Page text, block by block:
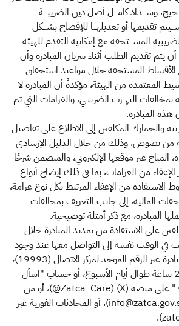
وســـداد كامـــل أصل دين الضريبـــة
تقديمها أو تعديلهـــا للإفصاح بشـــكل
المســـتحقة مع إمكانية التقدم للهيئة
يتم تقديم الطلب أثناء سريان المبادرة وأن
الأقساط المستحقة خلال مواعيد استحقاق
المعتمدة من الهيئة، مؤكدةً أن المبادرة لا
التهــرب الضريبـي، والغرامات التي تم
المبادرة.
والجمارك المكلفين إلى الاطلاع على تفاصيل
من نصوص، وذلك من خلال الدليل الإرشادي
المتاح عبر موقعها الإلكتروني، والمتضمن شرحًا
الإعفاء من الغرامات، بما في ذلك إيضاح أنواع
الاستفادة من الإعفاء المرتبط بكل نوع غرامة،
المالية، إلى جانب التعريف بمخالفات
المبادرة، مع ذكر أمثلة توضيحية.
على الاستفادة من تمديد المبادرة خلال
في الوقت نفسه إلى التواصل معها عند وجود
أي استفسارات حول المبادرة عبر الرقم الموحد لمركز الاتصال (19993)،
الذي يعمل على مدار 24 ساعة طوال أيام الأسبوع، أو حساب "اسأل
الزكاة والضريبة والجمارك" على منصة (X) (Zatca_Care@)، أو من
خلال البريد الإلكتروني(info@zatca.gov.sa)، أو المحادثات الفورية عبر